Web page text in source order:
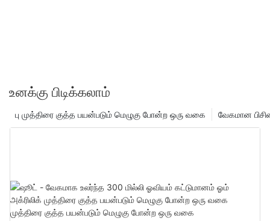
உனக்கு பிடிக்கலாம்
வேகமான
பு முத்திரை குத்த பயன்படும் மெழுகு போன்ற ஒரு வகை